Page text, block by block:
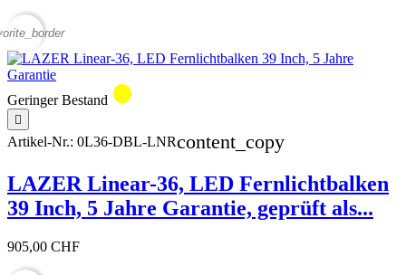
Geringer Bestand circle

Artikel-Nr.: 0L36-DBL-LNRcontent_copy
LAZER Linear-36, LED Fernlichtbalken
39 Inch, 5 Jahre Garantie, geprüft als...
905,00 CHF